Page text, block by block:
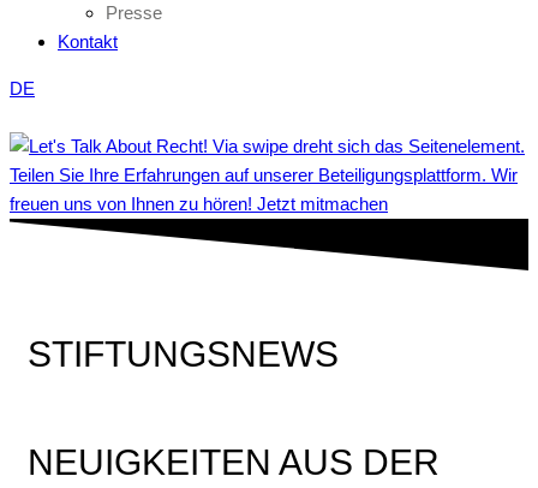
Presse
Kontakt
DE
Teilen Sie Ihre Erfahrungen auf unserer Beteiligungsplattform. Wir
freuen uns von Ihnen zu hören! Jetzt mitmachen
STIFTUNGSNEWS
NEUIGKEITEN AUS DER